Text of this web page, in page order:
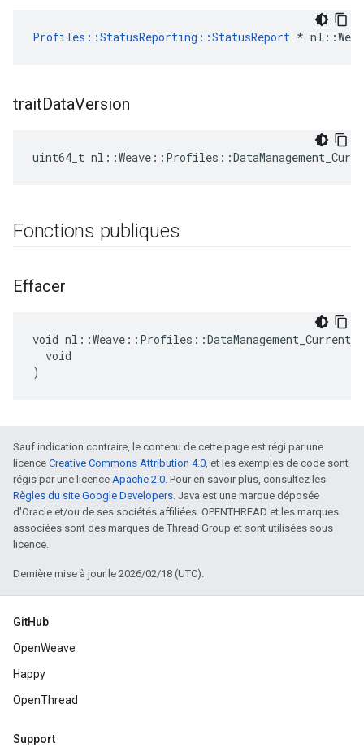
Profiles::StatusReporting::StatusReport *
traitDataVersion
uint64_t
Fonctions publiques
Effacer
void
  void
)
Sauf indication contraire, le contenu de cette page est régi par une
licence Creative Commons Attribution 4.0, et les exemples de code sont
régis par une licence Apache 2.0. Pour en savoir plus, consultez les
Règles du site Google Developers. Java est une marque déposée
d'Oracle et/ou de ses sociétés affiliées. OPENTHREAD et les marques
associées sont des marques de Thread Group et sont utilisées sous
licence.
Dernière mise à jour le 2026/02/18 (UTC).
GitHub
OpenWeave
Happy
OpenThread
Support